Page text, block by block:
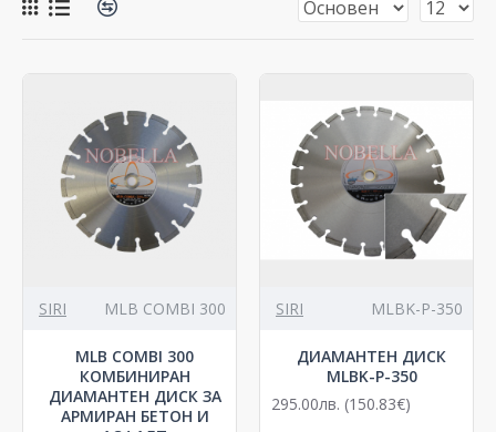
SIRI MLB COMBI 300
MLB COMBI 300
КОМБИНИРАН
ДИАМАНТЕН ДИСК ЗА
АРМИРАН БЕТОН И
SIRI MLBK-P-350
ДИАМАНТЕН ДИСК
MLBK-P-350
295.00лв. (150.83€)